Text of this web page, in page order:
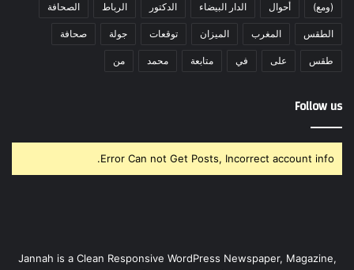
(ومع) أحوال الدار البيضاء الدكتور الرباط الصحافة
الطقس المغرب الميزان توقعات جولة صحافة
طقس على في متابعة محمد من
Follow us
Error Can not Get Posts, Incorrect account info.
Jannah is a Clean Responsive WordPress Newspaper, Magazine,